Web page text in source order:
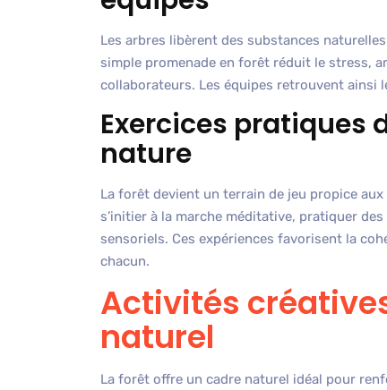
Les arbres libèrent des substances
simple promenade en forêt réduit le stress,
collaborateurs. Les équipes retrouvent ainsi
Exercices pratiques
nature
La forêt devient un terrain de jeu propice
s’initier à la marche méditative, pratiquer
sensoriels. Ces expériences favorisent la
chacun.
Activités
naturel
La forêt offre un cadre naturel idéal pour